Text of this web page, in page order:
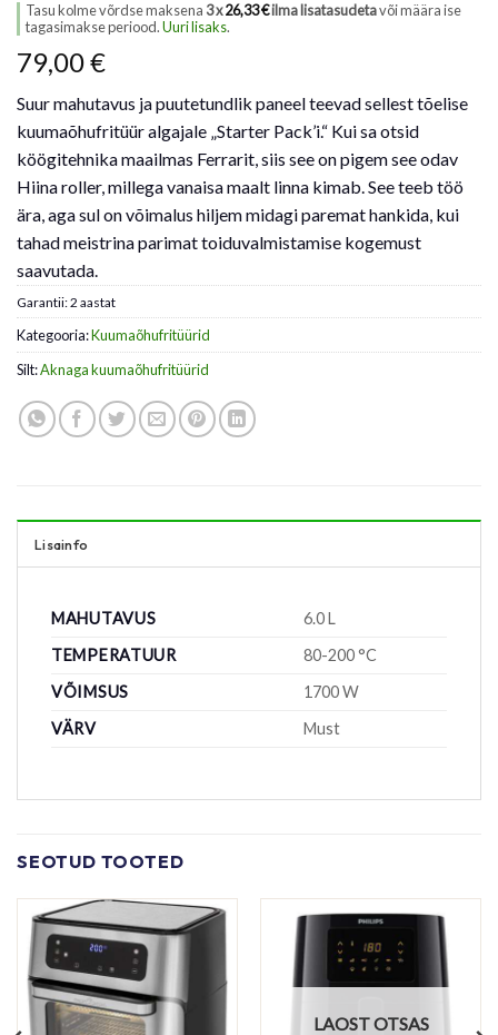
Tasu kolme võrdse maksena 3 x26,33€ilma lisatasudetavõi määra ise
tagasimakse periood.Uuri lisaks.
79,00€
Suur mahutavus ja puutetundlik paneel teevad sellest tõelise
kuumaõhufritüür algajale „Starter Pack’i.“ Kui sa otsid
köögitehnika maailmas Ferrarit, siis see on pigem see odav
Hiina roller, millega vanaisa maalt linna kimab. See teeb töö
ära, aga sul on võimalus hiljem midagi paremat hankida, kui
tahad meistrina parimat toiduvalmistamise kogemust
saavutada.
Garantii: 2 aastat
Kategooria:Kuumaõhufritüürid
Silt:Aknaga kuumaõhufritüürid
Lisainfo
MAHUTAVUS
6.0 L
TEMPERATUUR
80-200 °C
VÕIMSUS
1700 W
VÄRV
Must
SEOTUD TOOTED
LAOST OTSAS